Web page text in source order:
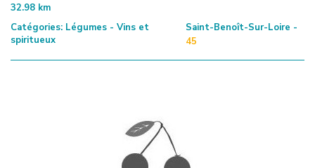
32.98 km
Catégories: Légumes - Vins et
spiritueux
Saint-Benoît-Sur-Loire -
45